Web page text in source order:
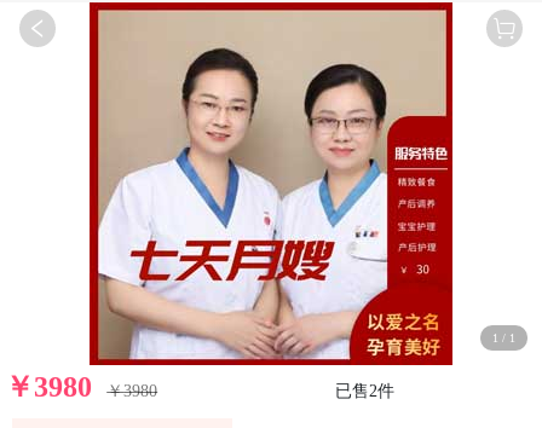
1 / 1
￥3980 ￥3980 已售2件